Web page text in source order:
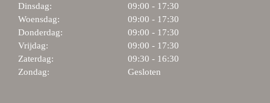
Dinsdag:
09:00 - 17:30
Woensdag:
09:00 - 17:30
Donderdag:
09:00 - 17:30
Vrijdag:
09:00 - 17:30
Zaterdag:
09:30 - 16:30
Zondag:
Gesloten